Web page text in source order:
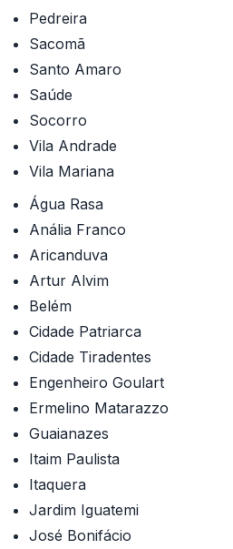
Pedreira
Sacomã
Santo Amaro
Saúde
Socorro
Vila Andrade
Vila Mariana
Água Rasa
Anália Franco
Aricanduva
Artur Alvim
Belém
Cidade Patriarca
Cidade Tiradentes
Engenheiro Goulart
Ermelino Matarazzo
Guaianazes
Itaim Paulista
Itaquera
Jardim Iguatemi
José Bonifácio